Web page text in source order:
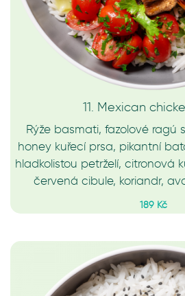
11. Mexican
Rýže basmati, fazolové ragú
honey kuřecí prsa, pikantní
hladkolistou petrželí, citronová
červená cibule, koriandr,
189 Kč